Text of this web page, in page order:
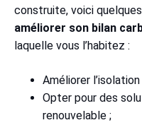
construite, voici quelques
améliorer son bilan
laquelle vous l’habitez :
Améliorer
Opter pour des
renouvelable ;